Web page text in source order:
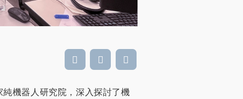
機器人研究院，深入探討了機